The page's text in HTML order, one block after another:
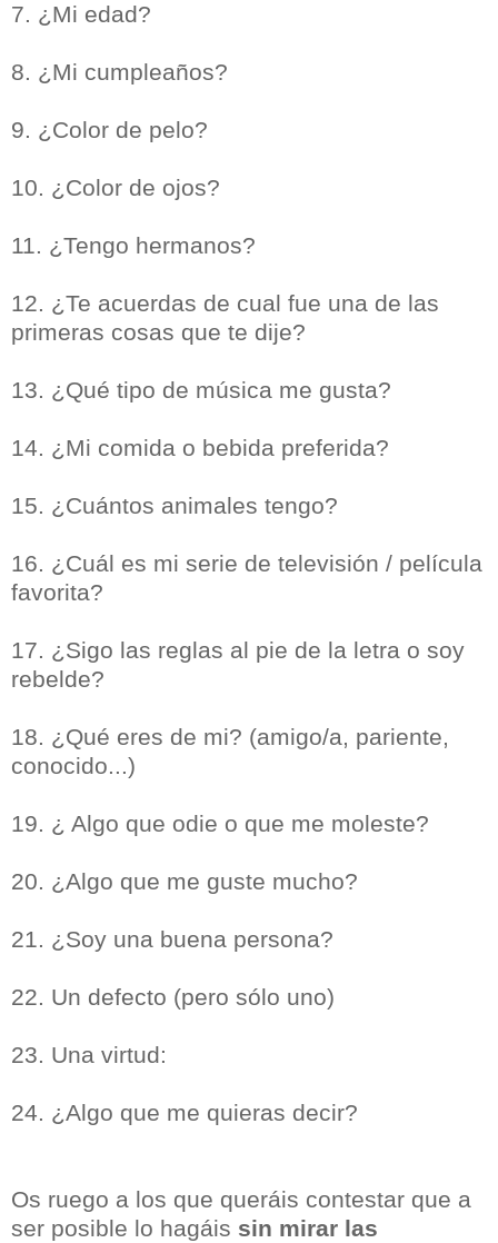
7. ¿Mi edad?
8. ¿Mi cumpleaños?
9. ¿Color de pelo?
10. ¿Color de ojos?
11. ¿Tengo hermanos?
12. ¿Te acuerdas de cual fue una de las
primeras cosas que te dije?
13. ¿Qué tipo de música me gusta?
14. ¿Mi comida o bebida preferida?
15. ¿Cuántos animales tengo?
16. ¿Cuál es mi serie de televisión / película
favorita?
17. ¿Sigo las reglas al pie de la letra o soy
rebelde?
18. ¿Qué eres de mi? (amigo/a, pariente,
conocido...)
19. ¿ Algo que odie o que me moleste?
20. ¿Algo que me guste mucho?
21. ¿Soy una buena persona?
22. Un defecto (pero sólo uno)
23. Una virtud:
24. ¿Algo que me quieras decir?
Os ruego a los que queráis contestar que a
ser posible lo hagáis sin mirar las